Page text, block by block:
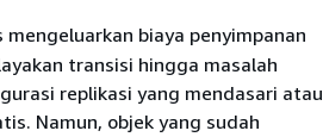
biaya penyimpanan
transisi hingga masalah
replikasi yang mendasari atau
Namun, objek yang sudah